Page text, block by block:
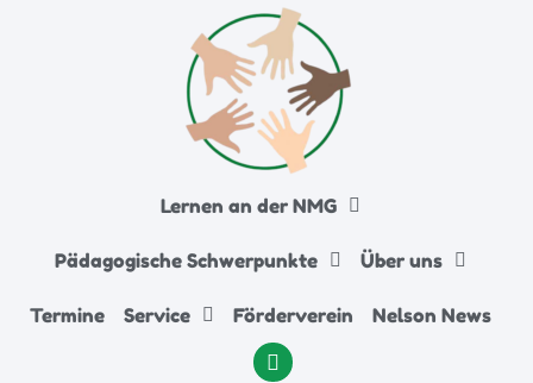
Lernen an der NMG
Pädagogische Schwerpunkte Über uns
Termine Service Förderverein Nelson News